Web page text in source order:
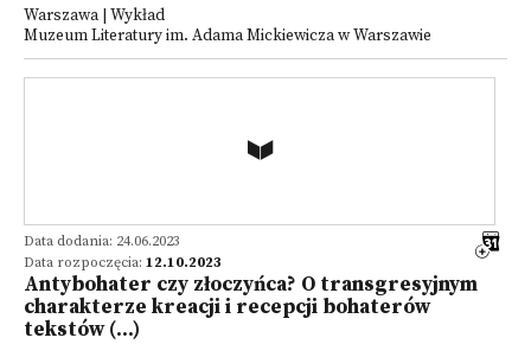
Warszawa | Wykład
Muzeum Literatury im. Adama Mickiewicza w Warszawie
Data dodania: 24.06.2023
Data rozpoczęcia: 12.10.2023
Antybohater czy złoczyńca? O transgresyjnym
charakterze kreacji i recepcji bohaterów
tekstów (...)